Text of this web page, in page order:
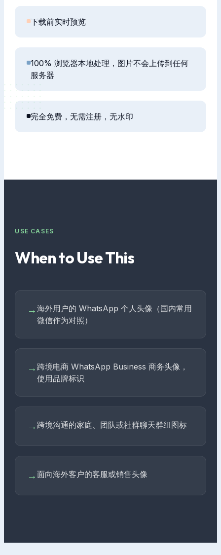
下载前实时预览
100% 浏览器本地处理，图片不会上传到任何
服务器
完全免费，无需注册，无水印
USE CASES
When to Use This
→海外用户的 WhatsApp 个人头像（国内常用
微信作为对照）
→跨境电商 WhatsApp Business 商务头像，
使用品牌标识
→跨境沟通的家庭、团队或社群聊天群组图标
→面向海外客户的客服或销售头像